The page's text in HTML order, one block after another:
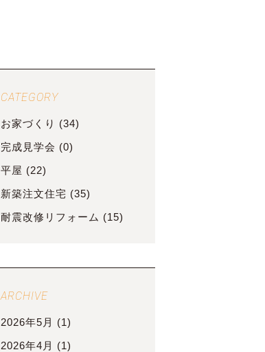
CATEGORY
お家づくり (34)
完成見学会 (0)
平屋 (22)
新築注文住宅 (35)
耐震改修リフォーム (15)
ARCHIVE
2026年5月 (1)
2026年4月 (1)